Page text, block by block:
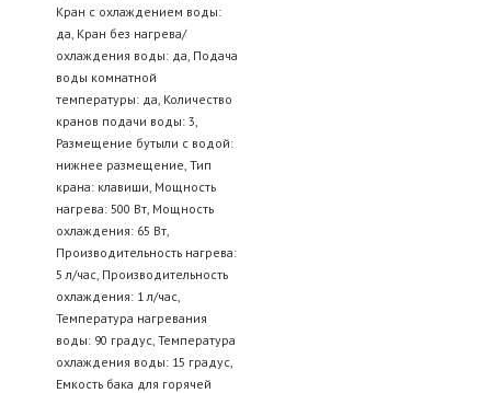
Кран с охлаждением воды:
да, Кран без нагрева/
охлаждения воды: да, Подача
воды комнатной
температуры: да, Количество
кранов подачи воды: 3,
Размещение бутыли с водой:
нижнее размещение, Тип
крана: клавиши, Мощность
нагрева: 500 Вт, Мощность
охлаждения: 65 Вт,
Производительность нагрева:
5 л/час, Производительность
охлаждения: 1 л/час,
Температура нагревания
воды: 90 градус, Температура
охлаждения воды: 15 градус,
Емкость бака для горячей